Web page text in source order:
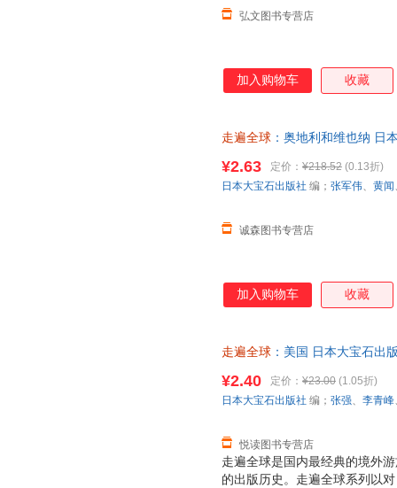
弘文图书专营店
加入购物车 收藏
走遍全球 ：奥地利和维也纳 日
¥2.63 定价： ¥218.52 (0.13折)
诚森图书专营店
日本大宝石出版社 编； 张军伟、 黄闻
加入购物车 收藏
走遍全球 ：美国 日本大宝石出
由退换】
走遍全球是国内最经典的境外
的出版历史。走遍全球系列以
¥2.40 定价： ¥23.00 (1.05折)
悦读图书专营店
日本大宝石出版社 编； 张强、 李青峰